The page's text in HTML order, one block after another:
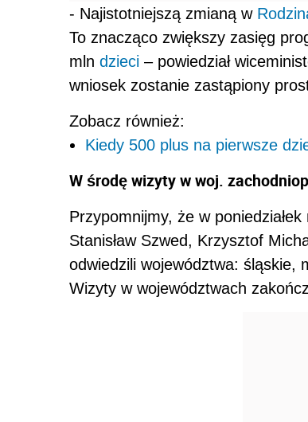
- Najistotniejszą zmianą w
To znacząco zwiększy zasięg
mln dzieci – powiedział
wniosek zostanie zastąpiony
Zobacz również:
Kiedy 500 plus na pierwsze
W środę wizyty w woj.
Przypomnijmy, że w
Stanisław Szwed, Krzysztof
odwiedzili województwa: śląskie,
Wizyty w województwach